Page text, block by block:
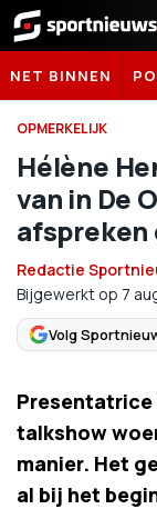
Sportnieuws.nl
NET BINNEN
OPMERKELIJK
Hélène
van in De
afspreken
Redactie
Bijgewerkt op 7
Volg
Presentatrice
talkshow
manier. Het
al bij het